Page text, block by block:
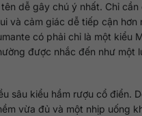
dễ gây chú ý nhất. Chỉ cần
và cảm giác dễ tiếp cận hơn
có phải chỉ là một kiểu
được nhắc đến như một
sâu kiểu hầm rượu cổ điển.
vừa đủ và một nhịp uống